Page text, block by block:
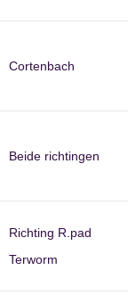
Cortenbach
Beide richtingen
Richting R.pad
Terworm